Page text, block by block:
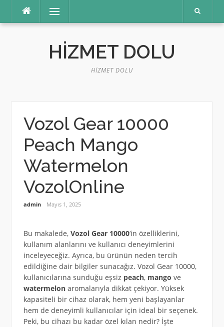
Menü
HIZMET DOLU
HIZMET DOLU
Vozol Gear 10000
Peach Mango
Watermelon
VozolOnline
admin Mayıs 1, 2025
Bu makalede, Vozol Gear 10000‘in özelliklerini,
kullanım alanlarını ve kullanıcı deneyimlerini
inceleyeceğiz. Ayrıca, bu ürünün neden tercih
edildiğine dair bilgiler sunacağız. Vozol Gear 10000,
kullanıcılarına sunduğu eşsiz peach, mango ve
watermelonaromalarıyla dikkat çekiyor. Yüksek
kapasiteli bir cihaz olarak, hem yeni başlayanlar
hem de deneyimli kullanıcılar için ideal bir seçenek.
Peki, bu cihazı bu kadar özel kılan nedir? İşte